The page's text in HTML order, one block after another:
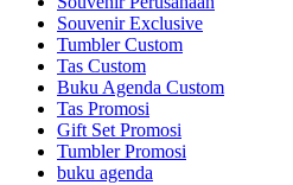
Souvenir Exclusive
Tumbler Custom
Tas Custom
Buku Agenda Custom
Tas Promosi
Gift Set Promosi
Tumbler Promosi
buku agenda